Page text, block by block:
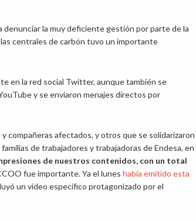
denunciar la muy deficiente gestión por parte de la
centrales de carbón tuvo un importante
en la red social Twitter, aunque también se
y se enviaron menajes directos por
compañeras afectados, y otros que se solidarizaron
de trabajadores y trabajadoras de Endesa, en
de nuestros contenidos, con un total
fue importante. Ya el lunes había emitido esta
un vídeo específico protagonizado por el